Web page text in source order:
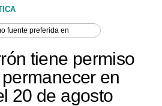
fuente preferida en
tiene permiso
en
20 de agosto